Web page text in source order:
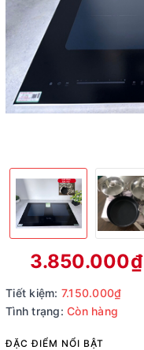
3.850.000₫
Tiết kiệm: 7.150.000₫
Tình trạng: Còn hàng
ĐẶC ĐIỂM NỔI BẬT